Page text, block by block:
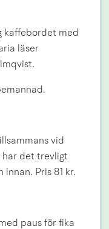
kaffebordet med
läser
vid
det trevligt
innan. Pris 81 kr.
paus för fika